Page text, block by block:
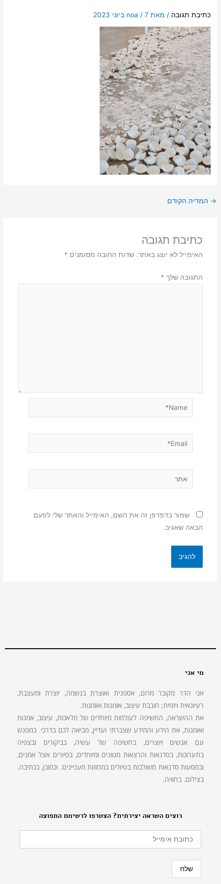
כתיבת תגובה / מאת noa / 7 ביוני 2023
→ המדיה הקודם
כתיבת תגובה
האימייל לא יוצג באתר. שדות החובה מסומנים *
התגובה שלך *
Email*
שמור בדפדפן זה את השם, האימייל והאתר שלי לפעם
הבאה שאגיב.
רוצים השראה יצירתית? הצטרפו לרשימת התפוצה
מי אני
אני הדר מקובר מרום, אספנית ואוצרת בנשמה, יוצרת ומעצבת,
רעיונאית ויזמית; חובבת עיצוב, אוּמנות ואוֹמנות.
את ההשראה, החשיפה לעולמות מיוחדים של מלאכות, עיצוב, אמנות
ואומנות, את הידע והמידע שצברתי ועדיין, מביאה לכם בדרכי. במפגש
עם אנשים ויוצרים, בחשיפה של עשיה, בביקורים ובצפיה
בתערוכות, בסדנאות והרצאות מגוונים ומיוחדים, בסיורים אצל אמנים,
ובמסעות סדנאות משולבות בטיולים במחוזות מעניינים. וכמובן, בכתיבה.
בצילום. בחוויה.